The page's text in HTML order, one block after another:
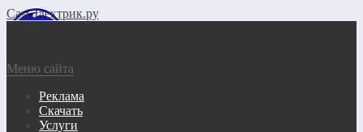
СамЭлектрик.ру
Меню сайта
Реклама
Скачать
Услуги